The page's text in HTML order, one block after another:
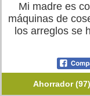
Mi madre es
máquinas de
los arreglos se
Ahorrador (97)